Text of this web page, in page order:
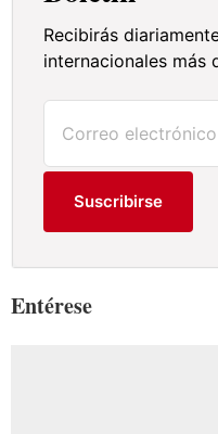
Recibirás
internacionales más
Suscribirse
Entérese